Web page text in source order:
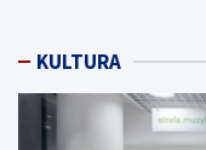
KULTURA